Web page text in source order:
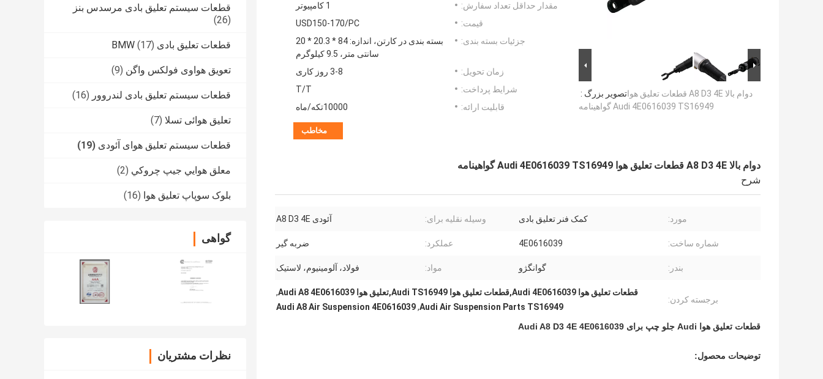
قطعات سیستم تعلیق بادی مرسدس بنز
(26)
قطعات تعلیق بادی BMW (17)
تعویق هواوی فولکس واگن (9)
قطعات سیستم تعلیق بادی لندروور (16)
تعلیق هوائی تسلا (7)
قطعات سیستم تعلیق هوای آئودی (19)
معلق هوايي جيپ چروکي (2)
بلوک سوپاپ تعلیق هوا (16)
گواهی
نظرات مشتریان
تصویر بزرگ :دوام بالا A8 D3 4E قطعات تعلیق هوا
Audi 4E0616039 TS16949 گواهینامه
مقدار حداقل تعداد سفارش:
1 کامپیوتر
قیمت:
USD150-170/PC
جزئیات بسته بندی:
بسته بندی در کارتن، اندازه: 84 * 20.3 * 20
سانتی متر، 9.5 کیلوگرم
زمان تحویل:
3-8 روز کاری
شرایط پرداخت:
T/T
قابلیت ارائه:
10000تکه/ماه
مخاطب
دوام بالا A8 D3 4E قطعات تعلیق هوا Audi 4E0616039 TS16949 گواهینامه
شرح
مورد: کمک فنر تعلیق بادی وسیله نقلیه برای: آئودی A8 D3 4E
شماره ساخت: 4E0616039 عملکرد: ضربه گیر
بندر: گوانگژو مواد: فولاد، آلومینیوم، لاستیک
برجسته کردن:
قطعات تعلیق هوا Audi 4E0616039,قطعات تعلیق هوا Audi TS16949,تعلیق هوا Audi A8 4E0616039
,
Audi Air Suspension Parts TS16949
,
Audi A8 Air Suspension 4E0616039
قطعات تعلیق هوا Audi جلو چپ برای Audi A8 D3 4E 4E0616039
توضیحات محصول: